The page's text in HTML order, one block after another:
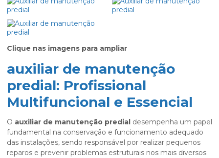
Clique nas imagens para ampliar
auxiliar de manutenção
predial: Profissional
Multifuncional e Essencial
O auxiliar de manutenção predial desempenha um papel
fundamental na conservação e funcionamento adequado
das instalações, sendo responsável por realizar pequenos
reparos e prevenir problemas estruturais nos mais diversos